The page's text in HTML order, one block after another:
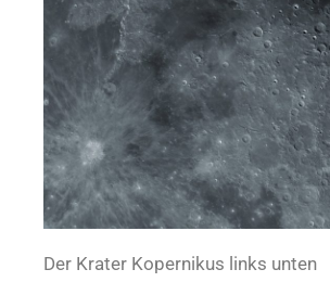
Der Krater Kopernikus links unten